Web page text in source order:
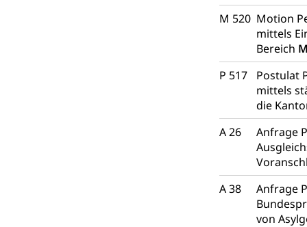
M 520 Motion
mittels
Bereich
P 517
Postulat
mittels
die
A 26
Anfrage
A 38
Anfrage
von